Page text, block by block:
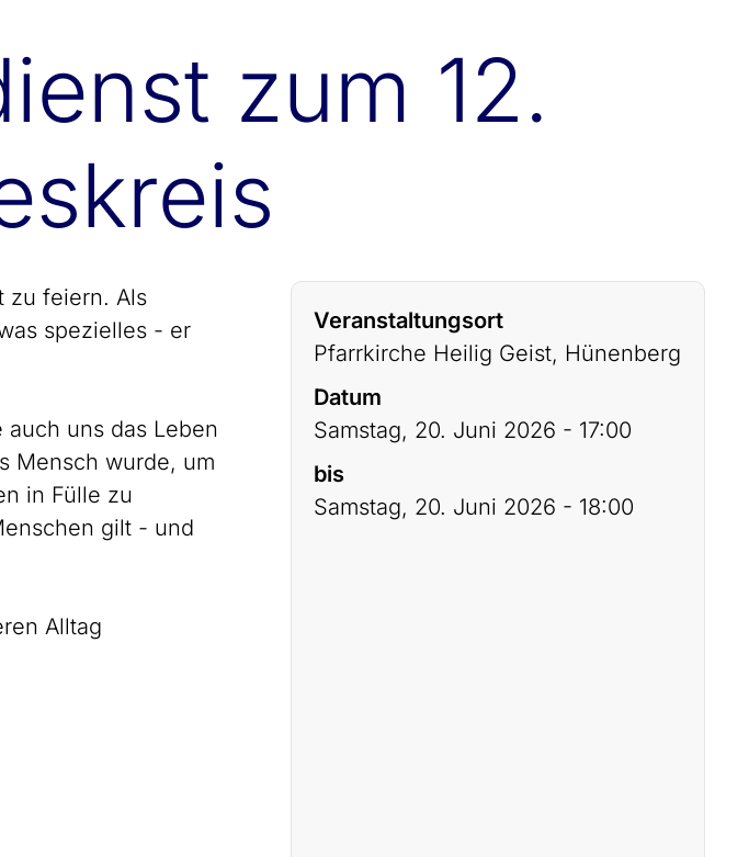
zum 12.
zu feiern. Als
spezielles - er
uns das Leben
Mensch wurde, um
in Fülle zu
gilt - und
Alltag
Veranstaltungsort
Pfarrkirche Heilig Geist, Hünenberg
Datum
Samstag, 20. Juni 2026 - 17:00
bis
Samstag, 20. Juni 2026 - 18:00